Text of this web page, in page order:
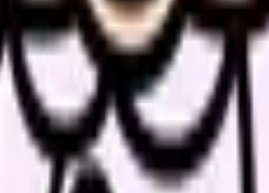
のか、辞めるべきか、少し休むべきか
べられます。
募前に確認したい不安を分けて整理し